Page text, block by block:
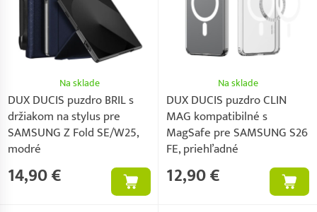
Na sklade
DUX DUCIS puzdro BRIL s
držiakom na stylus pre
SAMSUNG Z Fold SE/W25,
modré
14,90 €
Na sklade
DUX DUCIS puzdro CLIN
MAG kompatibilné s
MagSafe pre SAMSUNG S26
FE, priehľadné
12,90 €